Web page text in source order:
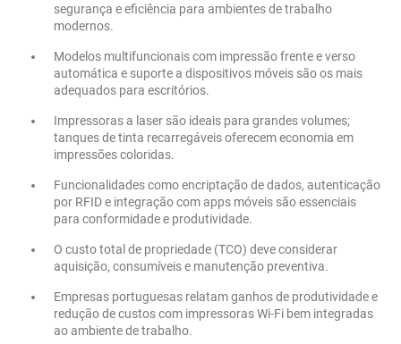
segurança e eficiência para ambientes de trabalho
modernos.
Modelos multifuncionais com impressão frente e verso
automática e suporte a dispositivos móveis são os mais
adequados para escritórios.
Impressoras a laser são ideais para grandes volumes;
tanques de tinta recarregáveis oferecem economia em
impressões coloridas.
Funcionalidades como encriptação de dados, autenticação
por RFID e integração com apps móveis são essenciais
para conformidade e produtividade.
O custo total de propriedade (TCO) deve considerar
aquisição, consumíveis e manutenção preventiva.
Empresas portuguesas relatam ganhos de produtividade e
redução de custos com impressoras Wi-Fi bem integradas
ao ambiente de trabalho.